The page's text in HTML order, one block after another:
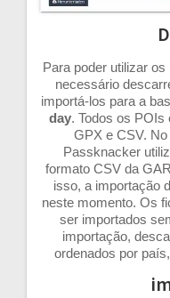
Para poder utilizar
necessário
importá-los para a
day. Todos os
GPX e CSV.
Passknacker
formato CSV da
isso, a importação
neste momento. Os
ser importados
importação,
ordenados por